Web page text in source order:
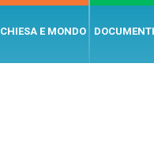
CHIESA E MONDO DOCUMENTI